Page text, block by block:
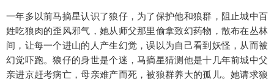
一年多以前马摘星认识了狼仔，为了保护他和狼群，阻止城中百
姓吃狼肉的歪风邪气，她从师父那里偷拿致幻药物，散布在丛林
间，让每一个进山的人产生幻觉，误以为自己看到妖怪，从而被
幻觉吓跑。狼仔的身世是个迷，马摘星猜测他是十几年前城中父
亲进京赶考病亡，母亲难产而死，被狼群养大的孤儿。她请求狼